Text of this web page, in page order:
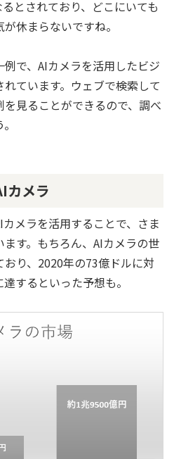
とされており、どこにいても
休まらないですね。
で、AIカメラを活用したビジ
ています。ウェブで検索して
見ることができるので、調べ
カメラ
メラを活用することで、さま
す。もちろん、AIカメラの世
り、2020年の73億ドルに対
するといった予想も。